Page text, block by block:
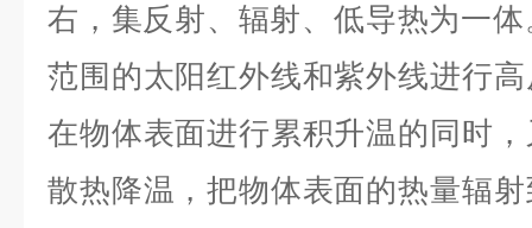
右，集反射、辐射、低导热为一
范围的太阳红外线和紫外线进行
在物体表面进行累积升温的同时
散热降温，把物体表面的热量辐